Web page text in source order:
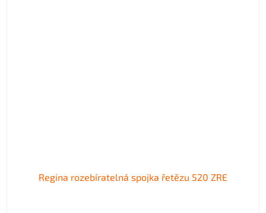
Regina rozebíratelná spojka řetězu 520 ZRE